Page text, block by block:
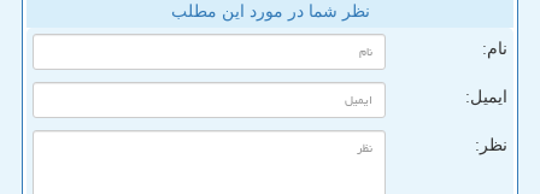
نظر شما در مورد این مطلب
نام:
ایمیل:
نظر: